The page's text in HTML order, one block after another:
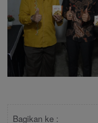
Bagikan ke :